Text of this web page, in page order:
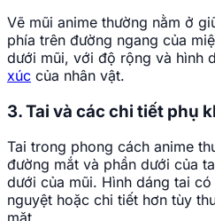
Vẽ mũi anime thường nằm ở
phía trên đường ngang của
dưới mũi, với độ rộng và hình
xúc của nhân vật.
3. Tai và các chi tiết phụ
Tai trong phong cách anime
đường mắt và phần dưới của
dưới của mũi. Hình dáng tai
nguyệt hoặc chi tiết hơn tùy